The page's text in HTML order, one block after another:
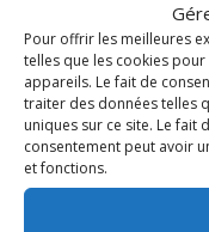
Pour offrir les meilleures
telles que les cookies
appareils. Le fait de
traiter des données telles
uniques sur ce site. Le fait
consentement peut avoir
et fonctions.
Vous aussi,